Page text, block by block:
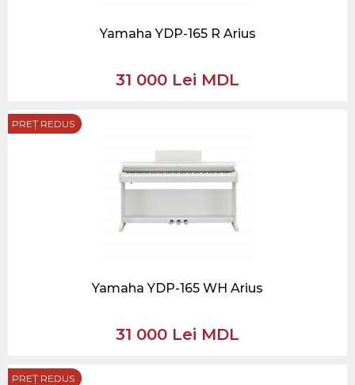
Yamaha YDP-165 R Arius
31 000 Lei MDL
Yamaha YDP-165 WH Arius
31 000 Lei MDL
PREȚ REDUS
PREȚ REDUS